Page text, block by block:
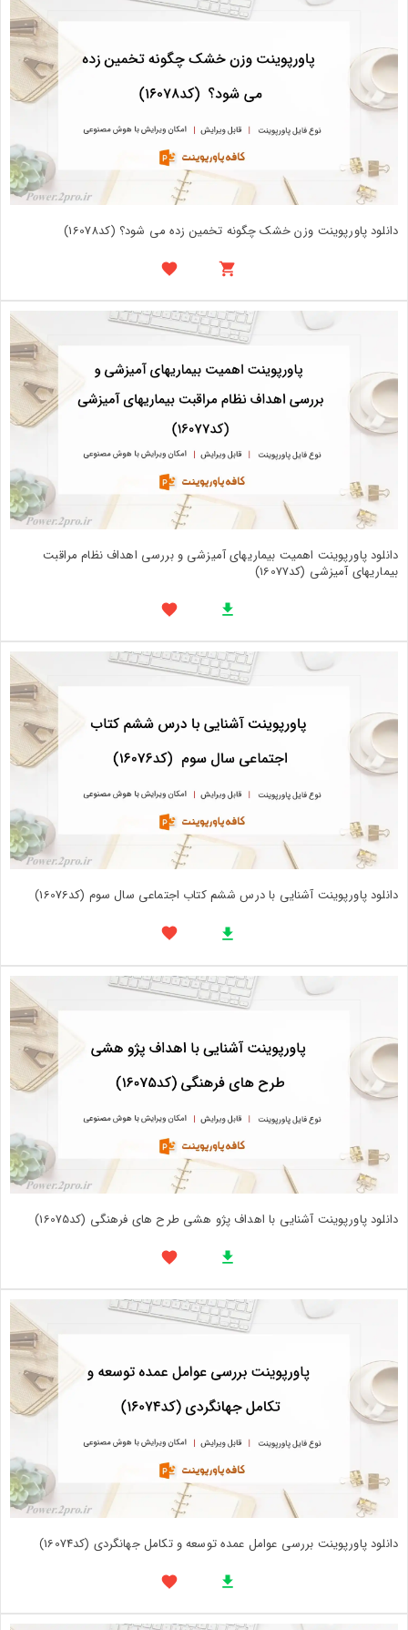
دانلود پاورپوینت وزن خشک چگونه تخمین زده می شود؟ (کد16078)
دانلود پاورپوینت اهمیت بیماریهای آمیزشی و بررسی اهداف نظام مراقبت
بيماريهای آميزشی (کد16077)
دانلود پاورپوینت آشنایی با درس ششم کتاب اجتماعی سال سوم (کد16076)
دانلود پاورپوینت آشنایی با اهداف پژو هشی طرح های فرهنگی (کد16075)
دانلود پاورپوینت بررسی عوامل عمده توسعه و تکامل جهانگردی (کد16074)